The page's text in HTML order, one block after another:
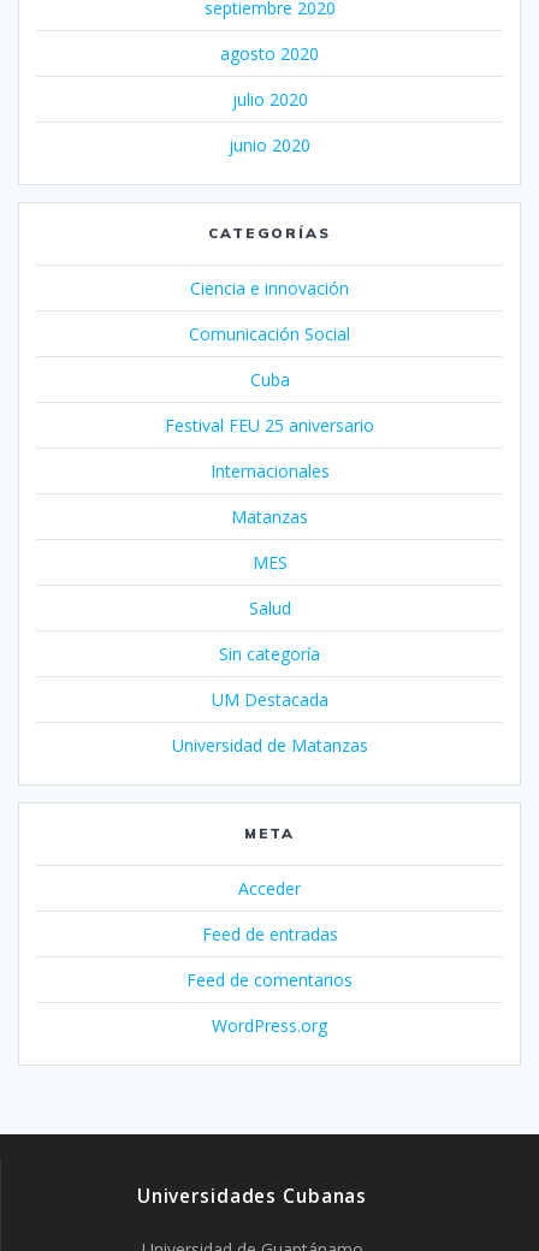
septiembre 2020
agosto 2020
julio 2020
junio 2020
CATEGORÍAS
Ciencia e innovación
Comunicación Social
Cuba
Festival FEU 25 aniversario
Internacionales
Matanzas
MES
Salud
Sin categoría
UM Destacada
Universidad de Matanzas
META
Acceder
Feed de entradas
Feed de comentarios
WordPress.org
Universidades Cubanas